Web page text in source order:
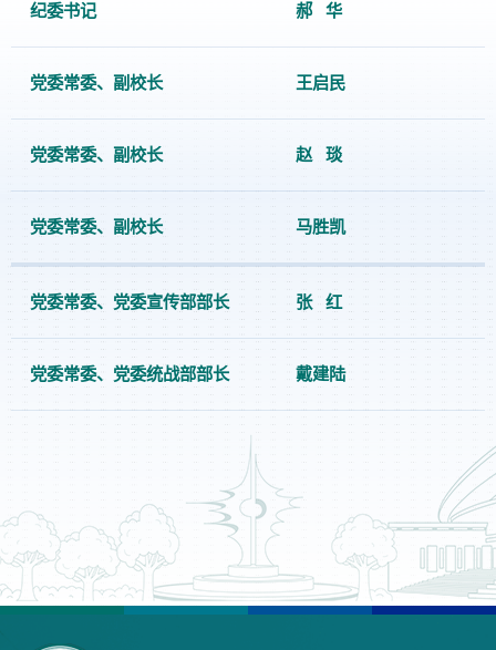
纪委书记 郝 华
党委常委、副校长 王启民
党委常委、副校长 赵 琰
党委常委、副校长 马胜凯
党委常委、党委宣传部部长 张 红
党委常委、党委统战部部长 戴建陆